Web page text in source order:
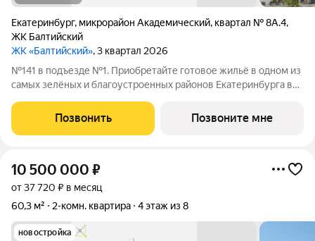
Екатеринбург, микрорайон Академический, квартал № 8А.4,
ЖК Балтийский
ЖК «Балтийский», 3 квартал 2026
№141 в подъезде №1. Приобретайте готовое жильё в одном из
самых зелёных и благоустроенных районов Екатеринбурга в
планировки: помимо стандартных, есть варианты с террасами,
антресолями,
Позвонить Позвоните мне
10 500 000 ₽
от 37 720 ₽ в месяц
60,3 м²
2-комн. квартира 4 этаж из 8
новостройка